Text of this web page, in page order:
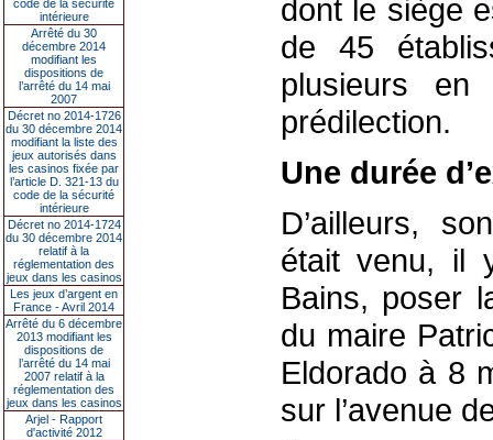
code de la sécurité
intérieure
Arrêté du 30
décembre 2014
modifiant les
dispositions de
l’arrêté du 14 mai
2007
Décret no 2014-1726
du 30 décembre 2014
modifiant la liste des
jeux autorisés dans
les casinos fixée par
l’article D. 321-13 du
code de la sécurité
intérieure
Décret no 2014-1724
du 30 décembre 2014
relatif à la
réglementation des
jeux dans les casinos
Les jeux d’argent en
France - Avril 2014
Arrêté du 6 décembre
2013 modifiant les
dispositions de
l’arrêté du 14 mai
2007 relatif à la
réglementation des
jeux dans les casinos
Arjel - Rapport
d'activité 2012
dont le siège
de 45
plusieurs
prédilection.
Une durée
D’ailleurs,
était venu, il
Bains, poser
du maire
Eldorado à 8
sur l’avenue